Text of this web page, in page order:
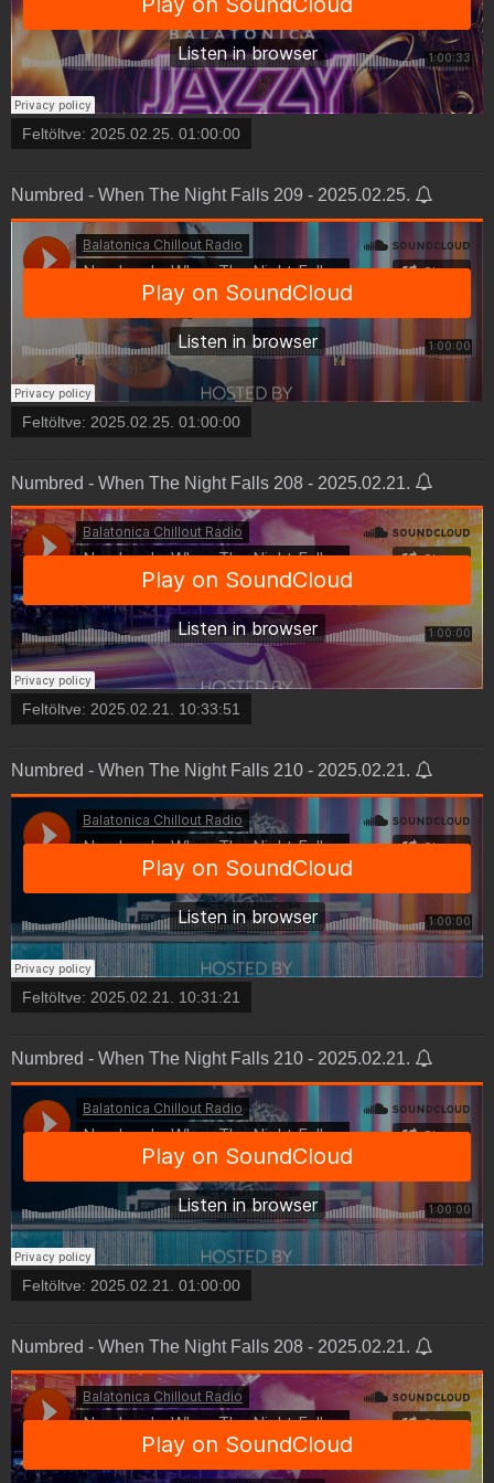
Feltöltve: 2025.02.25. 01:00:00
Numbred - When The Night Falls 209 - 2025.02.25.
Feltöltve: 2025.02.25. 01:00:00
Numbred - When The Night Falls 208 - 2025.02.21.
Feltöltve: 2025.02.21. 10:33:51
Numbred - When The Night Falls 210 - 2025.02.21.
Feltöltve: 2025.02.21. 10:31:21
Numbred - When The Night Falls 210 - 2025.02.21.
Feltöltve: 2025.02.21. 01:00:00
Numbred - When The Night Falls 208 - 2025.02.21.